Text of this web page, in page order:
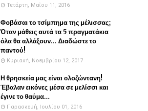
Τετάρτη, Μαΐου 11, 2016
Φοβάσαι το τσίμπημα της μέλισσας;
Όταν μάθεις αυτά τα 5 πραγματάκια
όλα θα αλλάξουν... Διαδώστε το
παντού!
Κυριακή, Νοεμβρίου 12, 2017
Η θρησκεία μας είναι ολοζώντανη!
Έβαλαν εικόνες μέσα σε μελίσσι και
έγινε το θαύμα...
Παρασκευή, Ιουλίου 01, 2016